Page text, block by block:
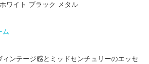
ワイト ブラック メタル
ム
ィンテージ感とミッドセンチュリーのエッセ